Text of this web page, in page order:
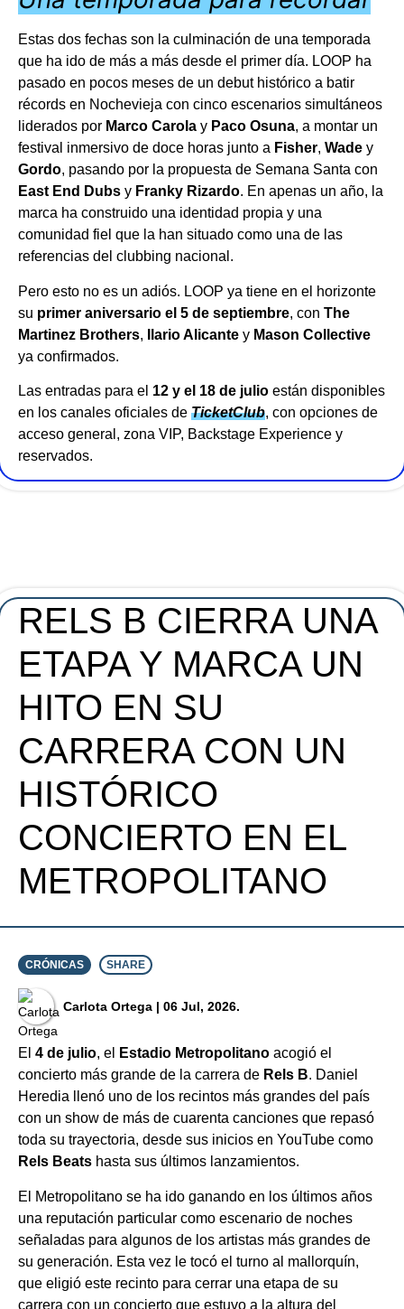
Estas dos fechas son la culminación de una temporada
que ha ido de más a más desde el primer día. LOOP ha
pasado en pocos meses de un debut histórico a batir
récords en Nochevieja con cinco escenarios simultáneos
liderados por Marco Carola y Paco Osuna, a montar un
festival inmersivo de doce horas junto a Fisher, Wade y
Gordo, pasando por la propuesta de Semana Santa con
East End Dubs y Franky Rizardo. En apenas un año, la
marca ha construido una identidad propia y una
comunidad fiel que la han situado como una de las
referencias del clubbing nacional.
Pero esto no es un adiós. LOOP ya tiene en el horizonte
su primer aniversario el 5 de septiembre, con The
Martinez Brothers, Ilario Alicante y Mason Collective
ya confirmados.
Las entradas para el 12 y el 18 de julio están disponibles
en los canales oficiales de TicketClub, con opciones de
acceso general, zona VIP, Backstage Experience y
reservados.
RELS B CIERRA UNA
ETAPA Y MARCA UN
HITO EN SU
CARRERA CON UN
HISTÓRICO
CONCIERTO EN EL
METROPOLITANO
CRÓNICAS SHARE
⁠Carlota Ortega | 06 Jul, 2026.
El 4 de julio, el Estadio Metropolitano acogió el
concierto más grande de la carrera de Rels B. Daniel
Heredia llenó uno de los recintos más grandes del país
con un show de más de cuarenta canciones que repasó
toda su trayectoria, desde sus inicios en YouTube como
Rels Beats hasta sus últimos lanzamientos.
El Metropolitano se ha ido ganando en los últimos años
una reputación particular como escenario de noches
señaladas para algunos de los artistas más grandes de
su generación. Esta vez le tocó el turno al mallorquín,
que eligió este recinto para cerrar una etapa de su
carrera con un concierto que estuvo a la altura del